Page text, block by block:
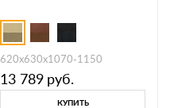
620x630x1070-1150
13 789 руб.
КУПИТЬ